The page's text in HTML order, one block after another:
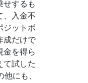
せするも
、入金不
ジットボ
成だけで
金を得ら
て試した
にも、